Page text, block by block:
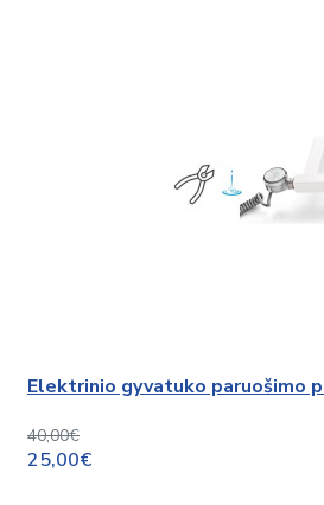
Elektrinio gyvatuko paruošimo
40,00€
25,00€